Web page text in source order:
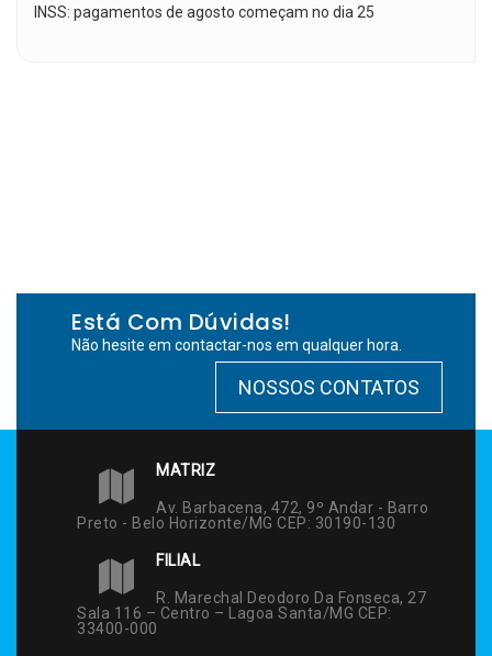
INSS: pagamentos de agosto começam no dia 25
Está Com Dúvidas!
Não hesite em contactar-nos em qualquer hora.
NOSSOS CONTATOS
MATRIZ
Av. Barbacena, 472, 9º Andar - Barro
Preto - Belo Horizonte/MG CEP: 30190-130
FILIAL
R. Marechal Deodoro Da Fonseca, 27
Sala 116 – Centro – Lagoa Santa/MG CEP:
33400-000